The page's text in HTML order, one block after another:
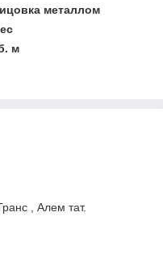
металлом
м
, Алем тат.